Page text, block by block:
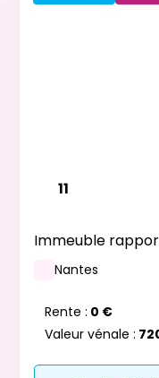
11
Immeuble
Nantes
Rente : 0 €
Valeur vénale :